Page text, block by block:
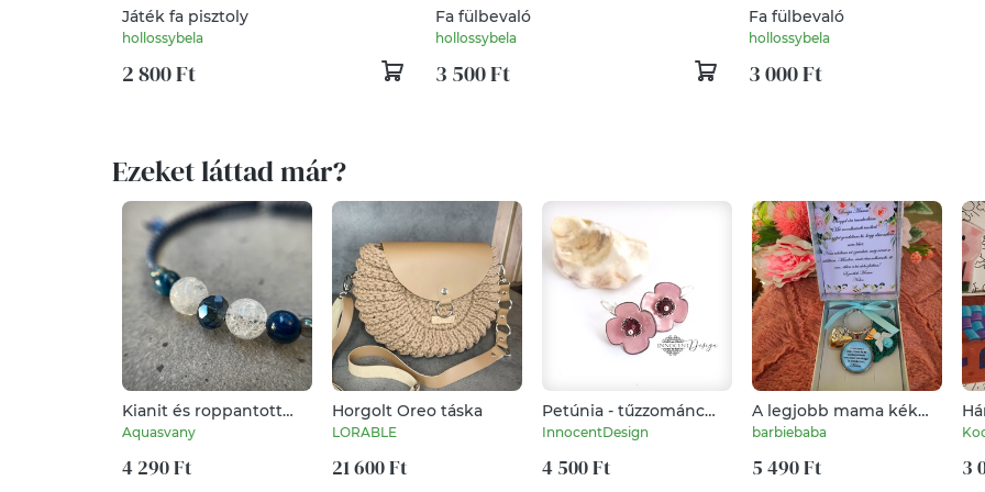
Játék fa pisztoly
hollossybela
2 800 Ft
Fa fülbevaló
hollossybela
3 500 Ft
Fa fülbevaló
hollossybela
3 000 Ft
Ezeket láttad már?
Kianit és roppantott
hegyikristály karkötő
Aquasvany
4 290 Ft
Horgolt Oreo táska
LORABLE
21 600 Ft
Petúnia - tűzzománc
fülbevaló
InnocentDesign
4 500 Ft
A legjobb mama kék
dobozos egyedi
barbiebaba
5 490 Ft 3